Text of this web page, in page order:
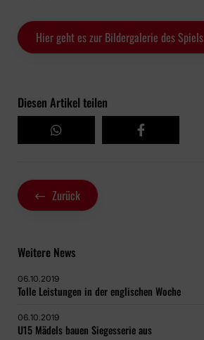
Hier geht es zur Bildergalerie des Spiels
Diesen Artikel teilen
Zurück
Weitere News
06.10.2019
Tolle Leistungen in der englischen Woche
06.10.2019
U15 Mädels bauen Siegesserie aus